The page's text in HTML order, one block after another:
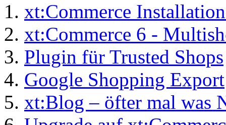
xt:Commerce
xt:Commerce 6 -
Plugin für Trusted Shops
Google Shopping Export
xt:Blog – öfter mal was